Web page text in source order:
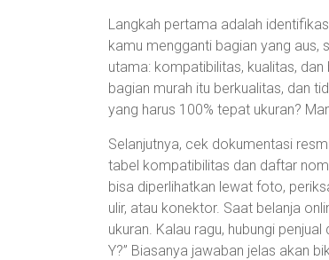
Langkah pertama adalah
kamu mengganti bagian yang aus,
utama: kompatibilitas, kualitas,
bagian murah itu berkualitas, dan
yang harus 100% tepat ukuran?
Selanjutnya, cek dokumentasi
tabel kompatibilitas dan daftar
bisa diperlihatkan lewat foto,
ulir, atau konektor. Saat belanja
ukuran. Kalau ragu, hubungi
Y?” Biasanya jawaban jelas akan